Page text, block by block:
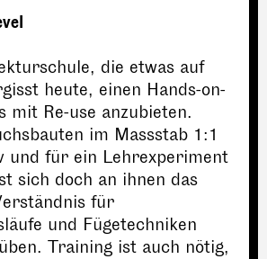
die etwas auf
heute, einen Hands-on-
mit Re-use anzubieten.
im Massstab 1:1
und für ein Lehrexperiment
sich doch an ihnen das
für
und Fügetechniken
Training ist auch nötig,